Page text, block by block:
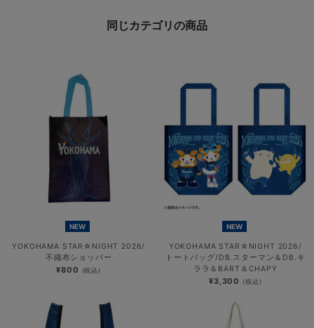
同じカテゴリの商品
NEW
YOKOHAMA STAR☆NIGHT 2026/
不織布ショッパー
¥800 (税込)
NEW
YOKOHAMA STAR☆NIGHT 2026/
トートバッグ/DB.スターマン＆DB.キ
ララ＆BART＆CHAPY
¥3,300 (税込)